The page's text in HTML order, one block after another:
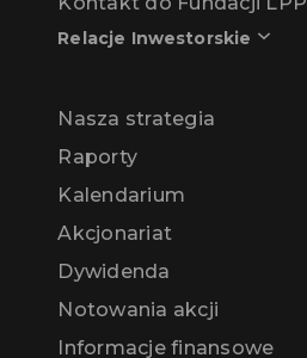
Relacje Inwestorskie
Nasza strategia
Raporty
Kalendarium
Akcjonariat
Dywidenda
Notowania akcji
Informacje finansowe